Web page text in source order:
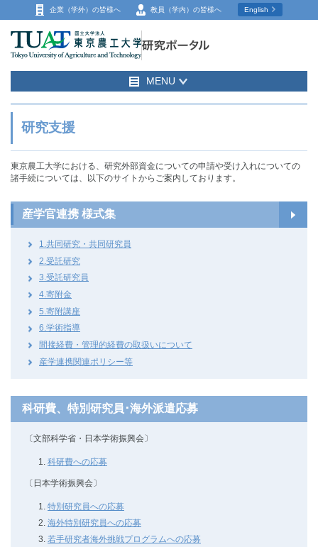
企業（学外）の皆様へ 教員（学内）の皆様へ English
MENU
研究支援
東京農工大学における、研究外部資金についての申請や受け入れについての
諸手続については、以下のサイトからご案内しております。
産学官連携 様式集
1.共同研究・共同研究員
2.受託研究
3.受託研究員
4.寄附金
5.寄附講座
6.学術指導
間接経費・管理的経費の取扱いについて
産学連携関連ポリシー等
科研費、特別研究員･海外派遣応募
〔文部科学省・日本学術振興会〕
科研費への応募
〔日本学術振興会〕
特別研究員への応募
海外特別研究員への応募
若手研究者海外挑戦プログラムへの応募